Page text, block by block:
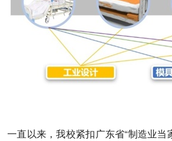
一直以来，我校紧扣广东省“制造业当